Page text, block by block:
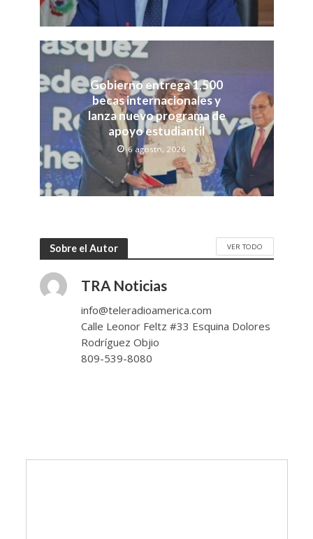
Gobierno entrega 1,500
becas internacionales y
lanza nuevo programa de
apoyo estudiantil
6 agosto, 2026
Sobre el Autor VER TODO
TRA Noticias
info@teleradioamerica.com
Calle Leonor Feltz #33 Esquina Dolores
Rodríguez Objio
809-539-8080